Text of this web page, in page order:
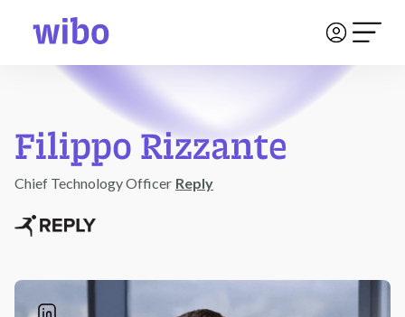
Filippo Rizzante
Chief Technology Officer Reply